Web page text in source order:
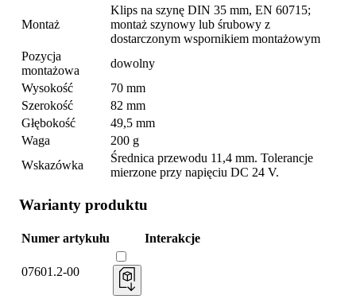
Montaż
Klips na szynę DIN 35 mm, EN 60715;
montaż szynowy lub śrubowy z
dostarczonym wspornikiem montażowym
Pozycja
montażowa
dowolny
Wysokość
70 mm
Szerokość
82 mm
Głębokość
49,5 mm
Waga
200 g
Wskazówka
Średnica przewodu 11,4 mm. Tolerancje
mierzone przy napięciu DC 24 V.
Warianty produktu
Numer artykułu Interakcje
07601.2-00